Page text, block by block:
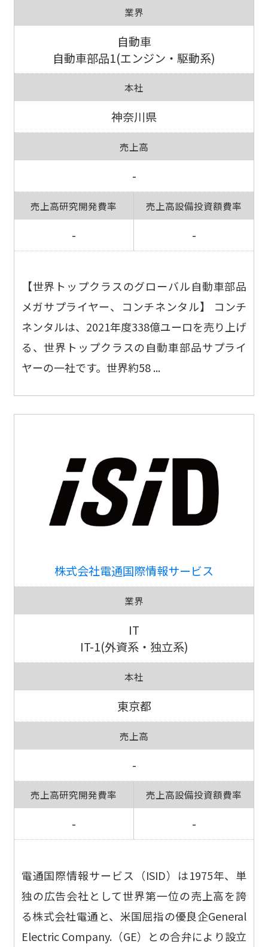
業界
自動車
自動車部品1(エンジン・駆動系)
本社
神奈川県
売上高
-
売上高研究開発費率
-
売上高設備投資額費率
-
【世界トップクラスのグローバル自動車部品
メガサプライヤー、コンチネンタル】 コンチ
ネンタルは、2021年度338億ユーロを売り上げ
る、世界トップクラスの自動車部品サプライ
ヤーの一社です。世界約58 ...
株式会社電通国際情報サービス
業界
IT
IT-1(外資系・独立系)
本社
東京都
売上高
-
売上高研究開発費率
-
売上高設備投資額費率
-
電通国際情報サービス（ISID）は1975年、単
独の広告会社として世界第一位の売上高を誇
る株式会社電通と、米国屈指の優良企General
Electric Company.（GE）との合弁により設立